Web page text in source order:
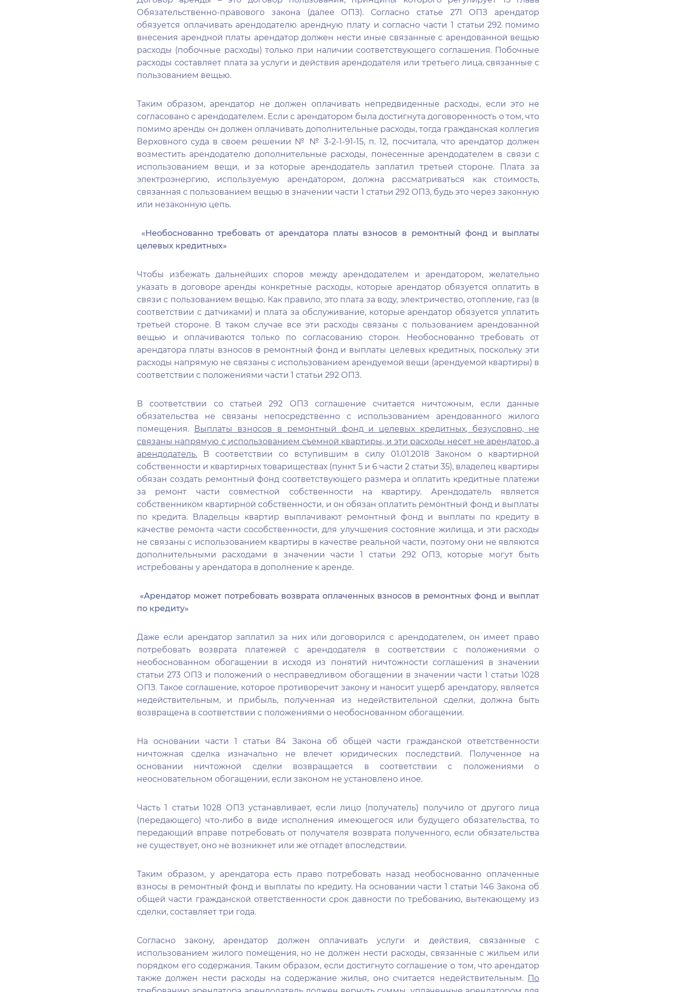
Обязательственно-правового закона (далее ОПЗ). Согласно статье 271 ОПЗ арендатор
обязуется оплачивать арендодателю арендную плату и согласно части 1 статьи 292 помимо
внесения арендной платы арендатор должен нести иные связанные с арендованной вещью
расходы (побочные расходы) только при наличии соответствующего соглашения. Побочные
расходы составляет плата за услуги и действия арендодателя или третьего лица, связанные с
пользованием вещью.
Таким образом, арендатор не должен оплачивать непредвиденные расходы, если это не
согласовано с арендодателем. Если с арендатором была достигнута договоренность о том, что
помимо аренды он должен оплачивать дополнительные расходы, тогда гражданская коллегия
Верховного суда в своем решении № № 3-2-1-91-15, п. 12, посчитала, что арендатор должен
возместить арендодателю дополнительные расходы, понесенные арендодателем в связи с
использованием вещи, и за которые арендодатель заплатил третьей стороне. Плата за
электроэнергию, используемую арендатором, должна рассматриваться как стоимость,
связанная с пользованием вещью в значении части 1 статьи 292 ОПЗ, будь это через законную
или незаконную цепь.
«Необоснованно требовать от арендатора платы взносов в ремонтный фонд и выплаты
целевых кредитных»
Чтобы избежать дальнейших споров между арендодателем и арендатором, желательно
указать в договоре аренды конкретные расходы, которые арендатор обязуется оплатить в
связи с пользованием вещью. Как правило, это плата за воду, электричество, отопление, газ (в
соответствии с датчиками) и плата за обслуживание, которые арендатор обязуется уплатить
третьей стороне. В таком случае все эти расходы связаны с пользованием арендованной
вещью и оплачиваются только по согласованию сторон. Необоснованно требовать от
арендатора платы взносов в ремонтный фонд и выплаты целевых кредитных, поскольку эти
расходы напрямую не связаны с использованием арендуемой вещи (арендуемой квартиры) в
соответствии с положениями части 1 статьи 292 ОПЗ.
В соответствии со статьей 292 ОПЗ соглашение считается ничтожным, если данные
обязательства не связаны непосредственно с использованием арендованного жилого
помещения.
Выплаты взносов в ремонтный фонд и целевых кредитных, безусловно, не
связаны напрямую с использованием съемной квартиры, и эти расходы несет не арендатор, а
арендодатель. В соответствии со вступившим в силу 01.01.2018 Законом о квартирной
собственности и квартирных товариществах (пункт 5 и 6 части 2 статьи 35), владелец квартиры
обязан создать ремонтный фонд соответствующего размера и оплатить кредитные платежи
за ремонт части совместной собственности на квартиру. Арендодатель является
собственником квартирной собственности, и он обязан оплатить ремонтный фонд и выплаты
по кредита. Владельцы квартир выплачивают ремонтный фонд и выплаты по кредиту в
качестве ремонта части сособственности, для улучшения состояние жилища, и эти расходы
не связаны с использованием квартиры в качестве реальной части, поэтому они не являются
дополнительными расходами в значении части 1 статьи 292 ОПЗ, которые могут быть
истребованы у арендатора в дополнение к аренде.
«Арендатор может потребовать возврата оплаченных взносов в ремонтных фонд и выплат
по кредиту»
Даже если арендатор заплатил за них или договорился с арендодателем, он имеет право
потребовать возврата платежей с арендодателя в соответствии с положениями о
необоснованном обогащении в исходя из понятий ничтожности соглашения в значении
статьи 273 ОПЗ и положений о несправедливом обогащении в значении части 1 статьи 1028
ОПЗ. Такое соглашение, которое противоречит закону и наносит ущерб арендатору, является
недействительным, и прибыль, полученная из недействительной сделки, должна быть
возвращена в соответствии с положениями о необоснованном обогащении.
На основании части 1 статьи 84 Закона об общей части гражданской ответственности
ничтожная сделка изначально не влечет юридических последствий. Полученное на
основании ничтожной сделки возвращается в соответствии с положениями о
неосновательном обогащении, если законом не установлено иное.
Часть 1 статьи 1028 ОПЗ устанавливает, если лицо (получатель) получило от другого лица
(передающего) что-либо в виде исполнения имеющегося или будущего обязательства, то
передающий вправе потребовать от получателя возврата полученного, если обязательства
не существует, оно не возникнет или же отпадет впоследствии.
Таким образом, у арендатора есть право потребовать назад необоснованно оплаченные
взносы в ремонтный фонд и выплаты по кредиту. На основании части 1 статьи 146 Закона об
общей части гражданской ответственности срок давности по требованию, вытекающему из
сделки, составляет три года.
Согласно закону, арендатор должен оплачивать услуги и действия, связанные с
использованием жилого помещения, но не должен нести расходы, связанные с жильем или
порядком его содержания. Таким образом, если достигнуто соглашение о том, что арендатор
также должен нести расходы на содержание жилья, оно считается недействительным. По